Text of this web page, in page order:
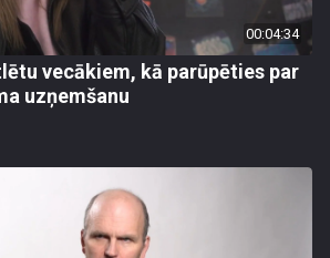
00:04:34
vecākiem, kā parūpēties par
uzņemšanu